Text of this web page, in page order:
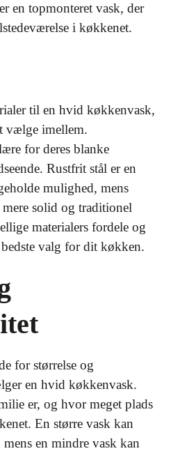
en topmonteret vask, der
i køkkenet.
til en hvid køkkenvask,
vælge imellem.
for deres blanke
Rustfrit stål er en
mulighed, mens
solid og traditionel
materialers fordele og
valg for dit køkken.
for størrelse og
en hvid køkkenvask.
er, og hvor meget plads
En større vask kan
en mindre vask kan